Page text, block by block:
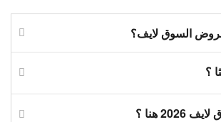
السوق لايف؟
هنا ؟